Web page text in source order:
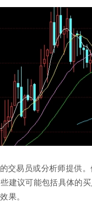
交易员或分析师提供
建议可能包括具体的
果。